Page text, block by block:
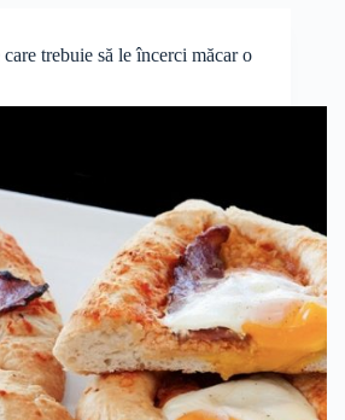
trebuie să le încerci măcar o